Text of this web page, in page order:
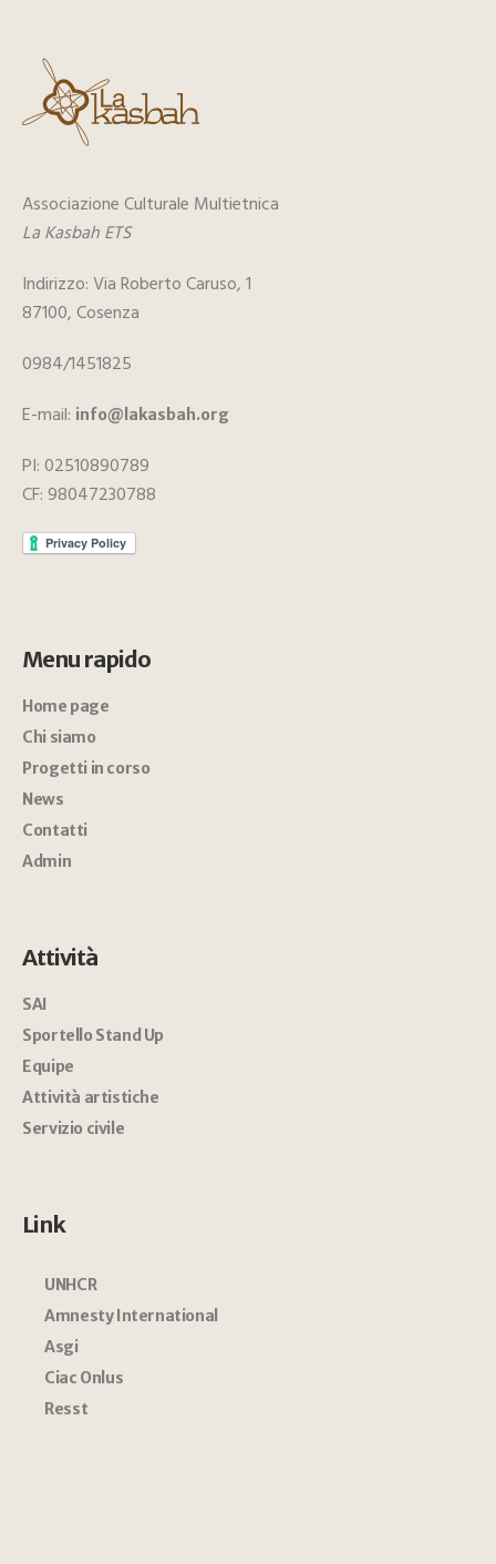
Associazione Culturale Multietnica
La Kasbah ETS
Indirizzo: Via Roberto Caruso, 1
87100, Cosenza
0984/1451825
E-mail: info@lakasbah.org
PI: 02510890789
CF: 98047230788
Menu rapido
Home page
Chi siamo
Progetti in corso
News
Contatti
Admin
Attività
SAI
Sportello Stand Up
Equipe
Attività artistiche
Servizio civile
Link
UNHCR
Amnesty International
Asgi
Ciac Onlus
Resst